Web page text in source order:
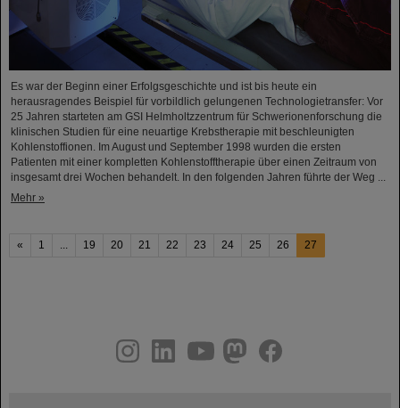
Es war der Beginn einer Erfolgsgeschichte und ist bis heute ein
herausragendes Beispiel für vorbildlich gelungenen Technologietransfer: Vor
25 Jahren starteten am GSI Helmholtzzentrum für Schwerionenforschung die
klinischen Studien für eine neuartige Krebstherapie mit beschleunigten
Kohlenstoffionen. Im August und September 1998 wurden die ersten
Patienten mit einer kompletten Kohlenstofftherapie über einen Zeitraum von
insgesamt drei Wochen behandelt. In den folgenden Jahren führte der Weg ...
Mehr »
« 1 19 20 21 22 23 24 25 26 27
youtubehelmholtz.socialfacebook